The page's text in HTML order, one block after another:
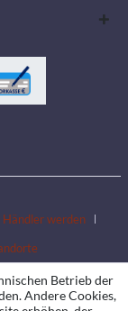
Händler werden
Betrieb der
Andere Cookies,